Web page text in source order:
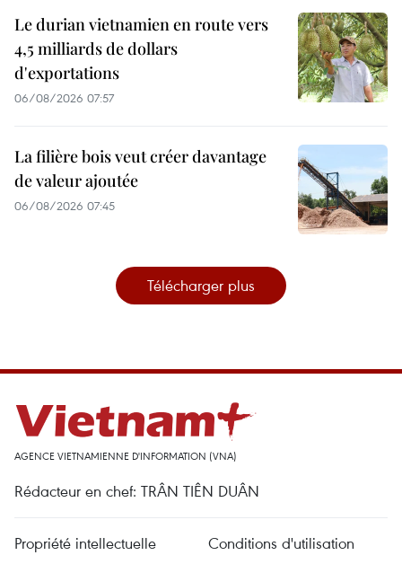
Le durian vietnamien en route vers
4,5 milliards de dollars
d'exportations
06/08/2026 07:57
La filière bois veut créer davantage
de valeur ajoutée
06/08/2026 07:45
Télécharger plus
AGENCE VIETNAMIENNE D'INFORMATION (VNA)
Rédacteur en chef: TRÂN TIÊN DUÂN
Propriété intellectuelle Conditions d'utilisation